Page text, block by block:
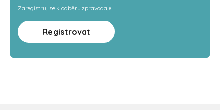
Zaregistruj se k odběru zpravodaje
Registrovat